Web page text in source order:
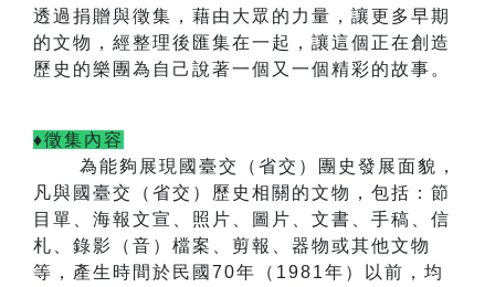
透過捐贈與徵集，藉由大眾的力量，讓更多早期
的文物，經整理後匯集在一起，讓這個正在創造
歷史的樂團為自己說著一個又一個精彩的故事。
♦徵集內容
為能夠展現國臺交（省交）團史發展面貌，
凡與國臺交（省交）歷史相關的文物，包括：節
目單、海報文宣、照片、圖片、文書、手稿、信
札、錄影（音）檔案、剪報、器物或其他文物
等，產生時間於民國 70年（ 1981年）以前，均